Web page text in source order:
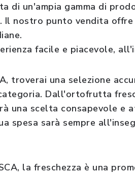
di un'ampia gamma di
Il nostro punto vendita
facile e piacevole,
troverai una selezione
Dall'ortofrutta
una scelta consapevole
spesa sarà sempre
la freschezza è una